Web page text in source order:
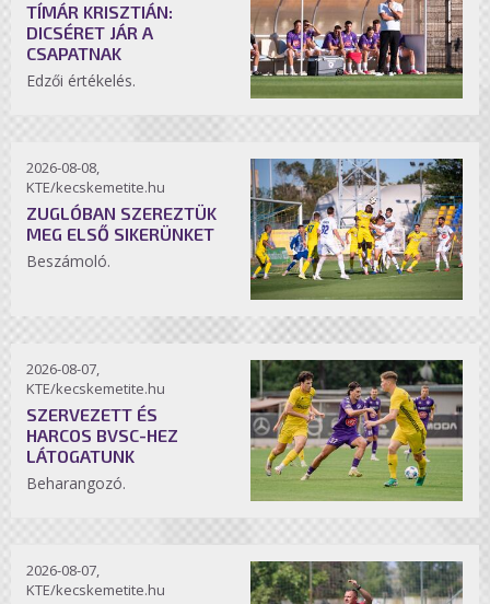
TÍMÁR KRISZTIÁN:
DICSÉRET JÁR A
CSAPATNAK
Edzői értékelés.
2026-08-08,
KTE/kecskemetite.hu
ZUGLÓBAN SZEREZTÜK
MEG ELSŐ SIKERÜNKET
Beszámoló.
2026-08-07,
KTE/kecskemetite.hu
SZERVEZETT ÉS
HARCOS BVSC-HEZ
LÁTOGATUNK
Beharangozó.
2026-08-07,
KTE/kecskemetite.hu